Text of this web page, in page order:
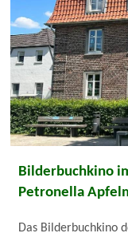
Bilderbuchkino
Petronella
Das Bilderbuchkino